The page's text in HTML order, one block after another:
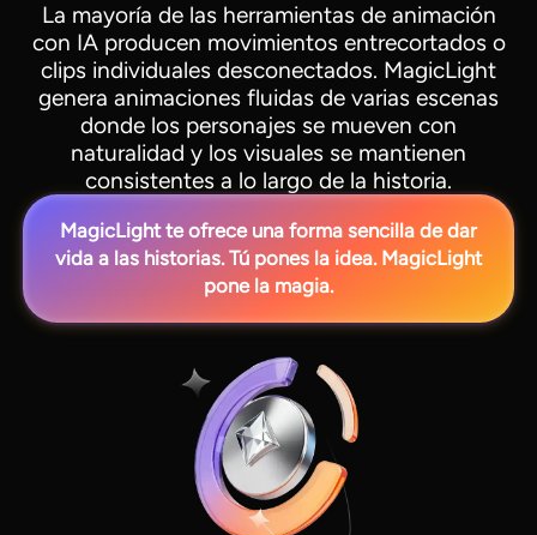
View all tools
La mayoría de las herramientas de animación
con IA producen movimientos entrecortados o
clips individuales desconectados. MagicLight
genera animaciones fluidas de varias escenas
donde los personajes se mueven con
naturalidad y los visuales se mantienen
consistentes a lo largo de la historia.
MagicLight te ofrece una forma sencilla de dar
vida a las historias. Tú pones la idea. MagicLight
pone la magia.